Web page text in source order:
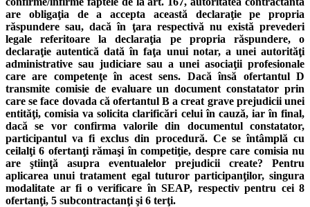
are obligaţia de a accepta această declaraţie pe propria
răspundere sau, dacă în ţara respectivă nu există prevederi
legale referitoare la declaraţia pe propria răspundere, o
declaraţie autentică dată în faţa unui notar, a unei autorităţi
administrative sau judiciare sau a unei asociaţii profesionale
care are competenţe în acest sens. Dacă însă ofertantul D
transmite comisie de evaluare un document constatator prin
care se face dovada că ofertantul B a creat grave prejudicii unei
entităţi, comisia va solicita clarificări celui în cauză, iar în final,
dacă se vor confirma valorile din documentul constatator,
participantul va fi exclus din procedură. Ce se întâmplă cu
ceilalţi 6 ofertanţi rămaşi în competiţie, despre care comisia nu
are ştiinţă asupra eventualelor prejudicii create? Pentru
aplicarea unui tratament egal tuturor participanţilor, singura
modalitate ar fi o verificare în SEAP, respectiv pentru cei 8
ofertanţi, 5 subcontractanţi şi 6 terţi.